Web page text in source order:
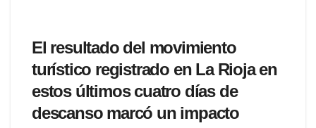
El resultado del movimiento
turístico registrado en La Rioja en
estos últimos cuatro días de
descanso marcó un impacto